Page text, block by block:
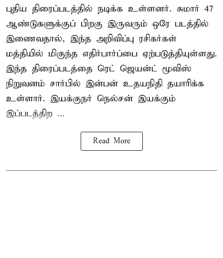
புதிய திரைப்படத்தில் நடிக்க உள்ளனர். சுமார் 47
ஆண்டுகளுக்குப் பிறகு இருவரும் ஒரே படத்தில்
இணைவதால், இந்த அறிவிப்பு ரசிகர்கள்
மத்தியில் மிகுந்த எதிர்பார்ப்பை ஏற்படுத்தியுள்ளது.
இந்த திரைப்படத்தை ரெட் ஜெயன்ட் மூவிஸ்
நிறுவனம் சார்பில் இன்பன் உதயநிதி தயாரிக்க
உள்ளார். இயக்குநர் நெல்சன் இயக்கும்
இப்படத்திற ...
Read More